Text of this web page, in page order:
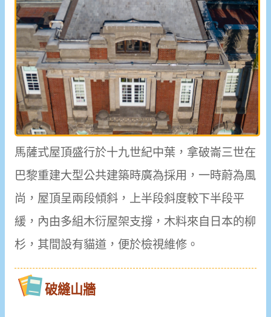
馬薩式屋頂盛行於十九世紀中葉，拿破崙三世在
巴黎重建大型公共建築時廣為採用，一時蔚為風
尚，屋頂呈兩段傾斜，上半段斜度較下半段平
緩，內由多組木衍屋架支撐，木料來自日本的柳
杉，其間設有貓道，便於檢視維修。
破縫山牆